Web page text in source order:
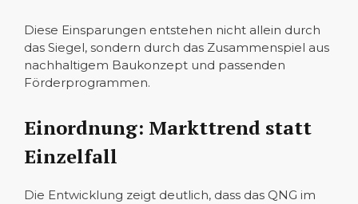
Diese Einsparungen entstehen nicht allein durch
das Siegel, sondern durch das Zusammenspiel aus
nachhaltigem Baukonzept und passenden
Förderprogrammen.
Einordnung: Markttrend statt
Einzelfall
Die Entwicklung zeigt deutlich, dass das QNG im